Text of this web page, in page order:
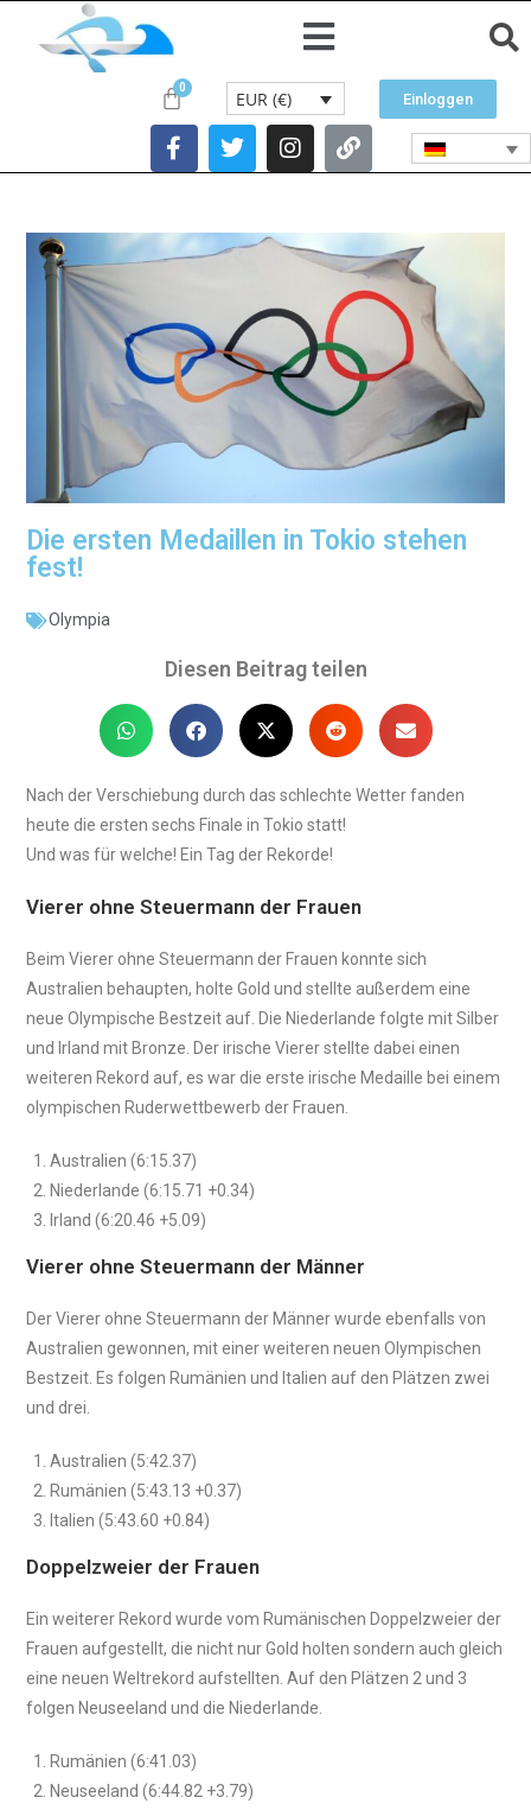
EUR (€) Einloggen
Die ersten Medaillen in Tokio stehen
fest!
Olympia
Diesen Beitrag teilen
Nach der Verschiebung durch das schlechte Wetter fanden
heute die ersten sechs Finale in Tokio statt!
Und was für welche! Ein Tag der Rekorde!
Vierer ohne Steuermann der Frauen
Beim Vierer ohne Steuermann der Frauen konnte sich
Australien behaupten, holte Gold und stellte außerdem eine
neue Olympische Bestzeit auf. Die Niederlande folgte mit Silber
und Irland mit Bronze. Der irische Vierer stellte dabei einen
weiteren Rekord auf, es war die erste irische Medaille bei einem
olympischen Ruderwettbewerb der Frauen.
Australien (6:15.37)
Niederlande (6:15.71 +0.34)
Irland (6:20.46 +5.09)
Vierer ohne Steuermann der Männer
Der Vierer ohne Steuermann der Männer wurde ebenfalls von
Australien gewonnen, mit einer weiteren neuen Olympischen
Bestzeit. Es folgen Rumänien und Italien auf den Plätzen zwei
und drei.
Australien (5:42.37)
Rumänien (5:43.13 +0.37)
Italien (5:43.60 +0.84)
Doppelzweier der Frauen
Ein weiterer Rekord wurde vom Rumänischen Doppelzweier der
Frauen aufgestellt, die nicht nur Gold holten sondern auch gleich
eine neuen Weltrekord aufstellten. Auf den Plätzen 2 und 3
folgen Neuseeland und die Niederlande.
Rumänien (6:41.03)
Neuseeland (6:44.82 +3.79)